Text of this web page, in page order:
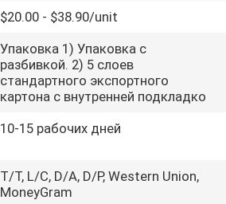
$20.00 - $38.90/unit
Упаковка 1) Упаковка с
разбивкой. 2) 5 слоев
стандартного экспортного
картона с внутренней подкладко
10-15 рабочих дней
T/T, L/C, D/A, D/P, Western Union,
MoneyGram